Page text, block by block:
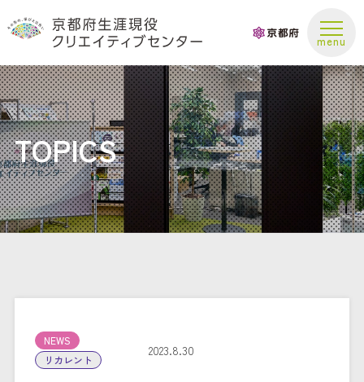
お問い合わせ
TOPICS
NEWS
リカレント
2023.8.30